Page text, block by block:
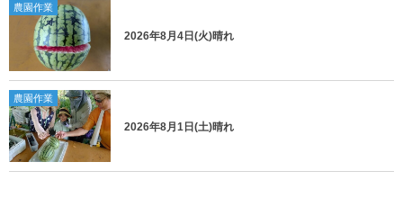
農園作業
2026年8月4日(火)晴れ
農園作業
2026年8月1日(土)晴れ